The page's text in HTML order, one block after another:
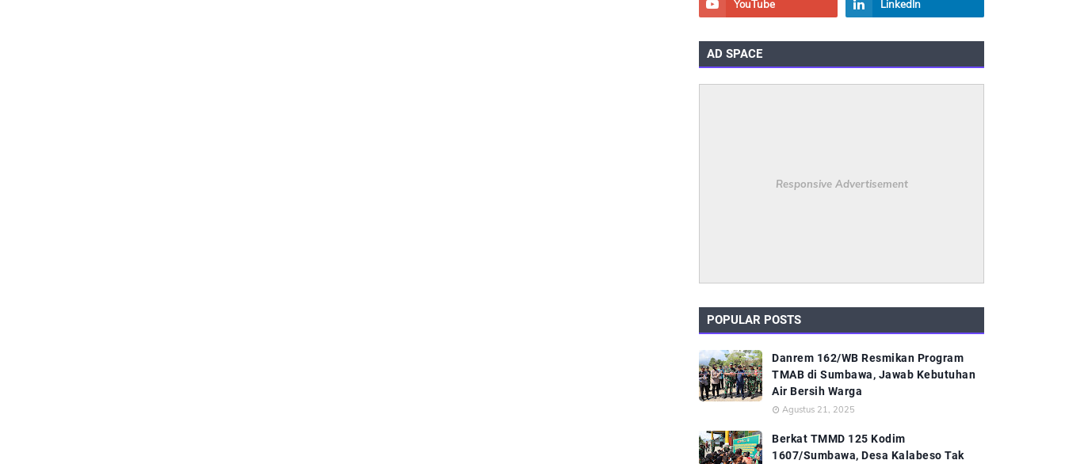
AD SPACE
Responsive Advertisement
POPULAR POSTS
Danrem 162/WB Resmikan Program
TMAB di Sumbawa, Jawab Kebutuhan
Air Bersih Warga
Agustus 21, 2025
Berkat TMMD 125 Kodim
1607/Sumbawa, Desa Kalabeso Tak